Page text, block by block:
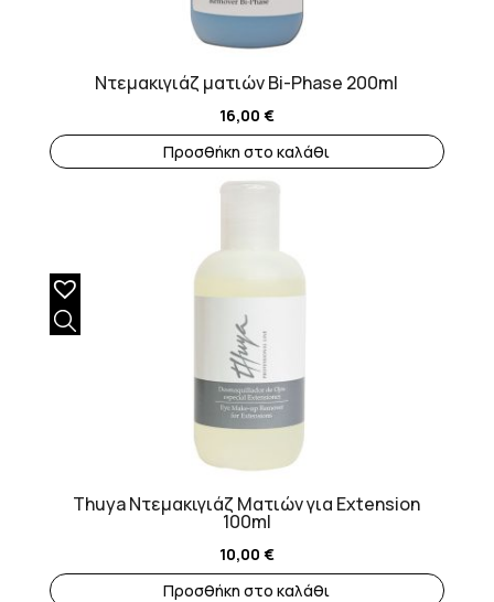
Ντεμακιγιάζ ματιών Bi-Phase 200ml
16,00 €
Προσθήκη στο καλάθι
Thuya Ντεμακιγιάζ Mατιών για Extension
100ml
10,00 €
Προσθήκη στο καλάθι